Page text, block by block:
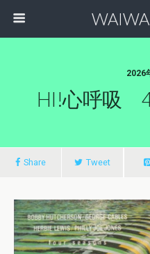
2026
HI!心呼吸 4
Share Tweet